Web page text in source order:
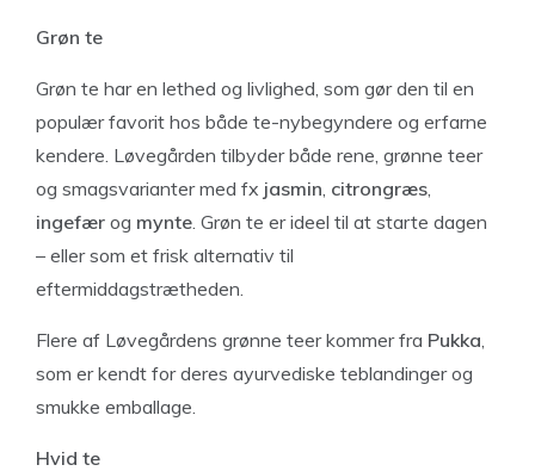
Grøn te
Grøn te har en lethed og livlighed, som gør den til en
populær favorit hos både te-nybegyndere og erfarne
kendere. Løvegården tilbyder både rene, grønne teer
og smagsvarianter med fx jasmin citrongræs
ingefær og mynte . Grøn te er ideel til at starte dagen
– eller som et frisk alternativ til
eftermiddagstrætheden.
Flere af Løvegårdens grønne teer kommer fra Pukka
som er kendt for deres ayurvediske teblandinger og
smukke emballage.
Hvid te